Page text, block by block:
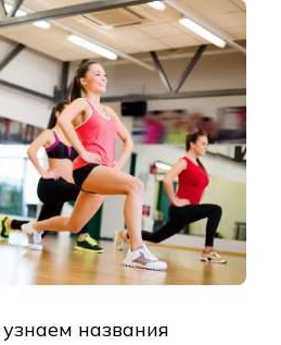
названия